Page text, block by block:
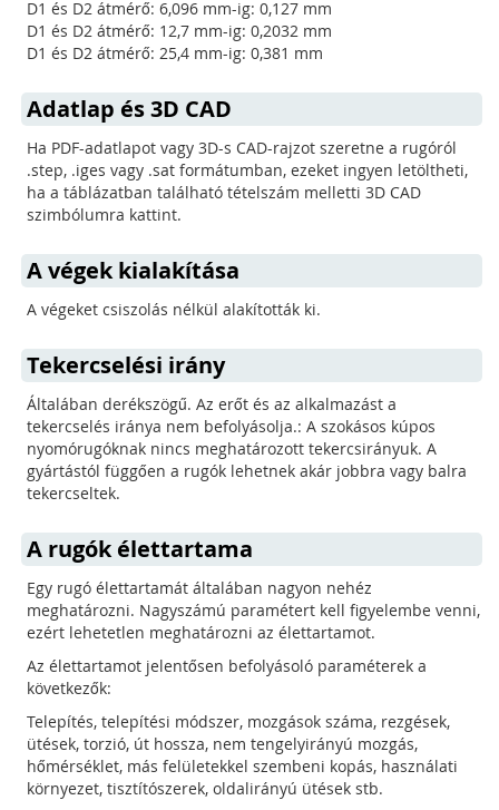
D1 és D2 átmérő: 6,096 mm-ig: 0,127 mm
D1 és D2 átmérő: 12,7 mm-ig: 0,2032 mm
D1 és D2 átmérő: 25,4 mm-ig: 0,381 mm
Adatlap és 3D CAD
Ha PDF-adatlapot vagy 3D-s CAD-rajzot szeretne a rugóról
.step, .iges vagy .sat formátumban, ezeket ingyen letöltheti,
ha a táblázatban található tételszám melletti 3D CAD
szimbólumra kattint.
A végek kialakítása
A végeket csiszolás nélkül alakították ki.
Tekercselési irány
Általában derékszögű. Az erőt és az alkalmazást a
tekercselés iránya nem befolyásolja.: A szokásos kúpos
nyomórugóknak nincs meghatározott tekercsirányuk. A
gyártástól függően a rugók lehetnek akár jobbra vagy balra
tekercseltek.
A rugók élettartama
Egy rugó élettartamát általában nagyon nehéz
meghatározni. Nagyszámú paramétert kell figyelembe venni,
ezért lehetetlen meghatározni az élettartamot.
Az élettartamot jelentősen befolyásoló paraméterek a
következők:
Telepítés, telepítési módszer, mozgások száma, rezgések,
ütések, torzió, út hossza, nem tengelyirányú mozgás,
hőmérséklet, más felületekkel szembeni kopás, használati
környezet, tisztítószerek, oldalirányú ütések stb.